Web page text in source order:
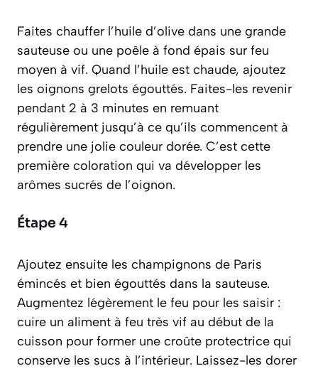
Faites chauffer l’huile d’olive dans une grande
sauteuse ou une poêle à fond épais sur feu
moyen à vif. Quand l’huile est chaude, ajoutez
les oignons grelots égouttés. Faites-les revenir
pendant 2 à 3 minutes en remuant
régulièrement jusqu’à ce qu’ils commencent à
prendre une jolie couleur dorée. C’est cette
première coloration qui va développer les
arômes sucrés de l’oignon.
Étape 4
Ajoutez ensuite les champignons de Paris
émincés et bien égouttés dans la sauteuse.
Augmentez légèrement le feu pour les saisir :
cuire un aliment à feu très vif au début de la
cuisson pour former une croûte protectrice qui
conserve les sucs à l’intérieur. Laissez-les dorer